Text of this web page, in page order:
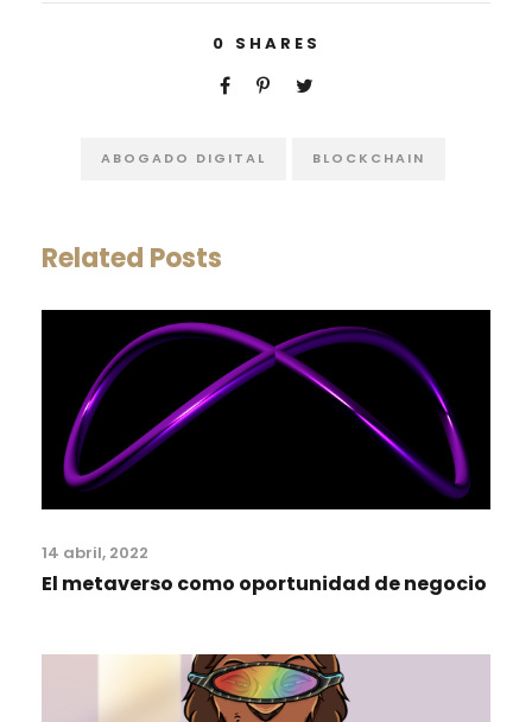
0 SHARES
ABOGADO DIGITAL BLOCKCHAIN
Related Posts
14 abril, 2022
El metaverso como oportunidad de negocio